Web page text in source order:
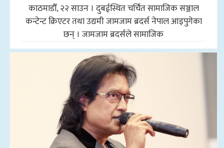
काठमाडौँ, २२ साउन । दुबईस्थित चर्चित सामाजिक सञ्जाल
कन्टेन्ट क्रिएटर तथा उद्यमी जामजाम ब्रदर्स नेपाल आइपुगेका
छन् । जामजाम ब्रदर्सले सामाजिक